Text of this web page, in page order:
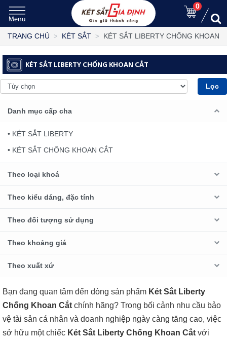
0
TRANG CHỦ KÉT SẮT KÉT SẮT LIBERTY CHỐNG KHOAN
KÉT SẮT LIBERTY CHỐNG KHOAN CẮT
Lọc
Danh mục cấp cha
• KÉT SẮT LIBERTY
• KÉT SẮT CHỐNG KHOAN CẮT
Theo loại khoá
Theo kiểu dáng, đặc tính
Theo đối tượng sử dụng
Theo khoảng giá
Theo xuất xứ
Bạn đang quan tâm đến dòng sản phẩm Két Sắt Liberty
Chống Khoan Cắt chính hãng? Trong bối cảnh nhu cầu bảo
vệ tài sản cá nhân và doanh nghiệp ngày càng tăng cao, việc
sở hữu một chiếc Két Sắt Liberty Chống Khoan Cắt với